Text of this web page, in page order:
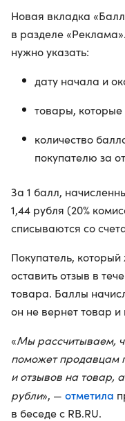
Новая вкладка
в разделе
нужно указать:
дату начала и
товары, которые
количество
покупателю за
За 1 балл,
1,44 рубля (20%
списываются со
Покупатель,
оставить отзыв в
товара. Баллы
он не вернет товар и
«Мы рассчитываем,
поможет продавцам
и отзывов на товар,
рубли», — отметила
в беседе с RB.RU.